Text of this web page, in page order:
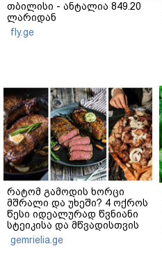
თბილისი - ანტალია 849.20
ლარიდან
fly.ge
რატომ გამოდის ხორცი
მშრალი და უხეში? 4 ოქროს
წესი იდეალურად წვნიანი
სტეიკისა და მწვადისთვის
gemrielia.ge